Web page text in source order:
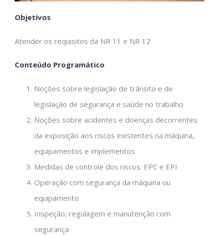
Objetivos
Atender os requisitos da NR 11 e NR 12
Conteúdo Programático
Noções sobre legislação de trânsito e de
legislação de segurança e saúde no trabalho
Noções sobre acidentes e doenças decorrentes
da exposição aos riscos existentes na máquina,
equipamentos e implementos
Medidas de controle dos riscos: EPC e EPI
Operação com segurança da máquina ou
equipamento
Inspeção, regulagem e manutenção com
segurança